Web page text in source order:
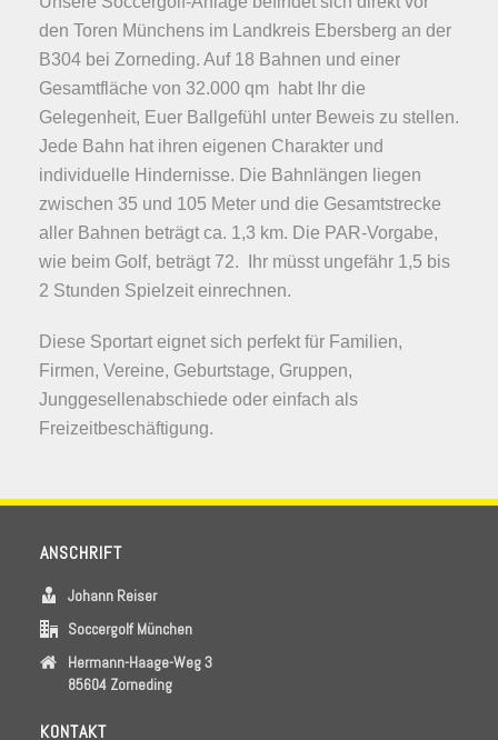
den Toren Münchens im Landkreis Ebersberg an der
B304 bei Zorneding. Auf 18 Bahnen und einer
Gesamtfläche von 32.000 qm habt Ihr die
Gelegenheit, Euer Ballgefühl unter Beweis zu stellen.
Jede Bahn hat ihren eigenen Charakter und
individuelle Hindernisse. Die Bahnlängen liegen
zwischen 35 und 105 Meter und die Gesamtstrecke
aller Bahnen beträgt ca. 1,3 km. Die PAR-Vorgabe,
wie beim Golf, beträgt 72. Ihr müsst ungefähr 1,5 bis
2 Stunden Spielzeit einrechnen.
Diese Sportart eignet sich perfekt für Familien,
Firmen, Vereine, Geburtstage, Gruppen,
Junggesellenabschiede oder einfach als
Freizeitbeschäftigung.
ANSCHRIFT
Johann Reiser
Soccergolf München
Hermann-Haage-Weg 3
85604 Zorneding
KONTAKT